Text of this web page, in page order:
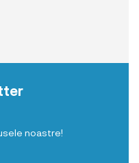
noastre!